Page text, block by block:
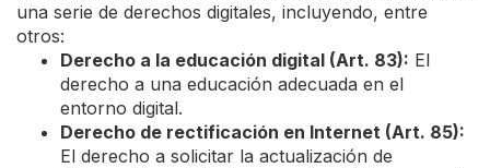
una serie de derechos digitales, incluyendo, entre
otros:
Derecho a la educación digital (Art. 83): El
derecho a una educación adecuada en el
entorno digital.
Derecho de rectificación en Internet (Art. 85):
El derecho a solicitar la actualización de